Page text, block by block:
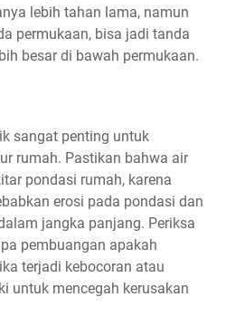
lebih tahan lama, namun
permukaan, bisa jadi tanda
besar di bawah permukaan.
sangat penting untuk
rumah. Pastikan bahwa air
pondasi rumah, karena
erosi pada pondasi dan
jangka panjang. Periksa
pembuangan apakah
terjadi kebocoran atau
untuk mencegah kerusakan